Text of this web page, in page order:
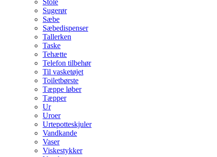
Stole
Sugerør
Sæbe
Sæbedispenser
Tallerken
Taske
Tehætte
Telefon tilbehør
Til vasketøjet
Toiletbørste
Tæppe løber
Tæpper
Ur
Uroer
Urtepotteskjuler
Vandkande
Vaser
Viskestykker